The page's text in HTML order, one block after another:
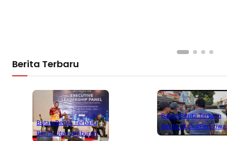
Berita Terbaru
BatamBerita Terbaru
Berita UtamaHiburan
BatamBerita Terbaru
Berita UtamaPeristiwa